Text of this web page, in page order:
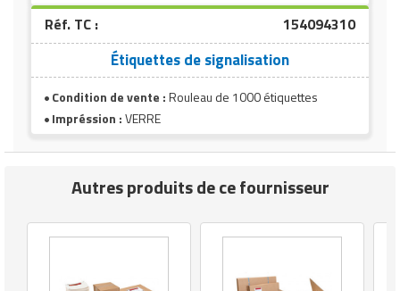
Réf. TC : 154094310
Étiquettes de signalisation
Condition de vente :Rouleau de 1000 étiquettes
Impréssion :VERRE
Autres produits de ce fournisseur